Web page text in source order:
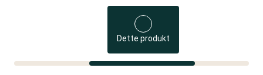
Dette produkt